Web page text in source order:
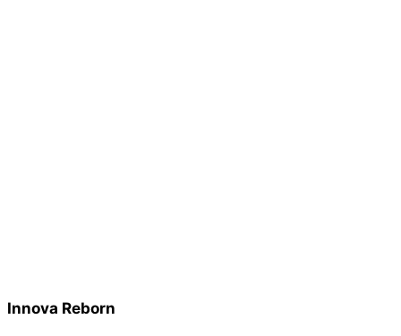
Innova Reborn